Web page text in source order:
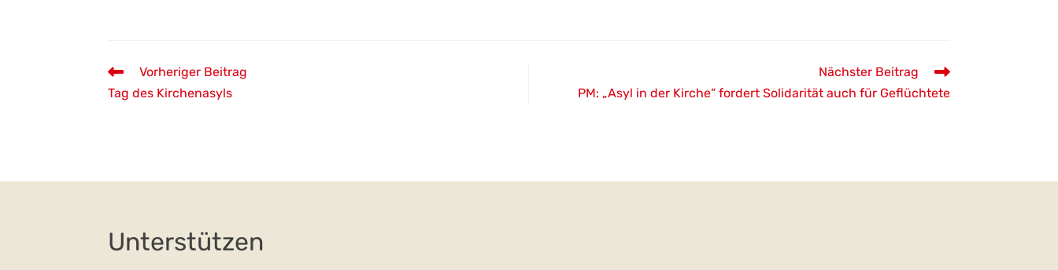
Weitere
Artikel
ansehen
Vorheriger Beitrag
Tag des Kirchenasyls
Nächster Beitrag
PM: „Asyl in der Kirche“ fordert Solidarität auch für Geflüchtete
Unterstützen